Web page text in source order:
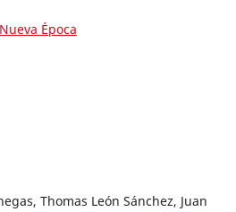
Época
Thomas León Sánchez, Juan